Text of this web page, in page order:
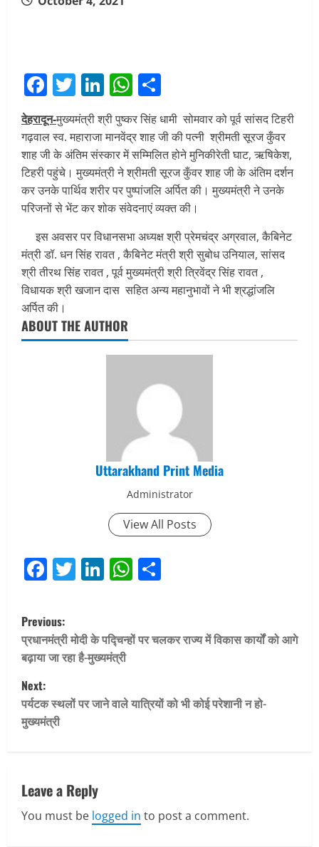
Facebook
Twitter
LinkedIn
WhatsApp
देहरादून-मुख्यमंत्री श्री पुष्कर सिंह धामी सोमवार को पूर्व सांसद टिहरी
गढ़वाल स्व. महाराजा मानवेंद्र शाह जी की पत्नी श्रीमती सूरज कुँवर
शाह जी के अंतिम संस्कार में सम्मिलित होने मुनिकीरेती घाट, ऋषिकेश,
टिहरी पहुंचे। मुख्यमंत्री ने श्रीमती सूरज कुँवर शाह जी के अंतिम दर्शन
कर उनके पार्थिव शरीर पर पुष्पांजलि अर्पित की। मुख्यमंत्री ने उनके
परिजनों से भेंट कर शोक संवेदनाएं व्यक्त की।
इस अवसर पर विधानसभा अध्यक्ष श्री प्रेमचंद्र अग्रवाल, कैबिनेट
मंत्री डॉ. धन सिंह रावत , कैबिनेट मंत्री श्री सुबोध उनियाल, सांसद
श्री तीरथ सिंह रावत , पूर्व मुख्यमंत्री श्री त्रिवेंद्र सिंह रावत ,
विधायक श्री खजान दास सहित अन्य महानुभावों ने भी श्रद्धांजलि
अर्पित की।
ABOUT THE AUTHOR
Uttarakhand Print Media
Administrator
View All Posts
Facebook
Twitter
LinkedIn
WhatsApp
P
o
s
t
n
v
i
Previous:
प्रधानमंत्री मोदी के पद्चिन्हों पर चलकर राज्य में विकास कार्यों को आगे
बढ़ाया जा रहा है-मुख्यमंत्री
Next:
पर्यटक स्थलों पर जाने वाले यात्रियों को भी कोई परेशानी न हो-
मुख्यमंत्री
Leave a Reply
You must be logged in to post a comment.